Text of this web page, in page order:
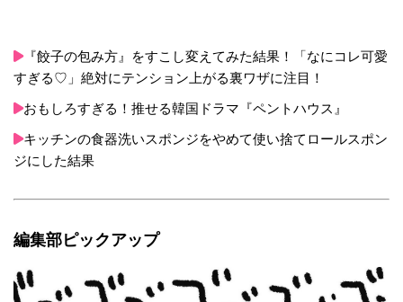
『餃子の包み方』をすこし変えてみた結果！「なにコレ可愛
すぎる♡」絶対にテンション上がる裏ワザに注目！
おもしろすぎる！推せる韓国ドラマ『ペントハウス』
キッチンの食器洗いスポンジをやめて使い捨てロールスポン
ジにした結果
編集部ピックアップ